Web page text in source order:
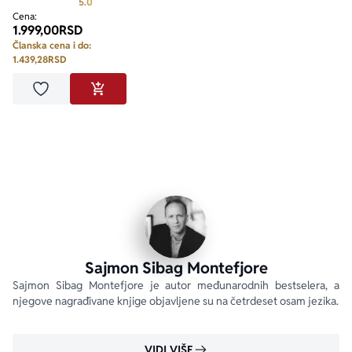
Cena:
1.999,00RSD
Članska cena i do:
1.439,28RSD
Dodaj u omiljeneDODAJ U KORPU
Sajmon Sibag Montefjore
Sajmon Sibag Montefjore je autor međunarodnih bestselera, a
njegove nagrađivane knjige objavljene su na četrdeset osam jezika.